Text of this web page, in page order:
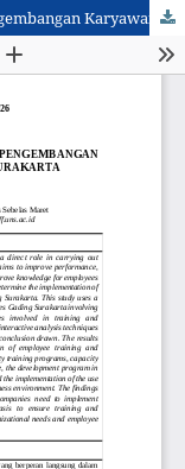
Analisis Implementasi Pelatihan dan Pengembangan Karyawan Pada Luwes Gading Surakarta